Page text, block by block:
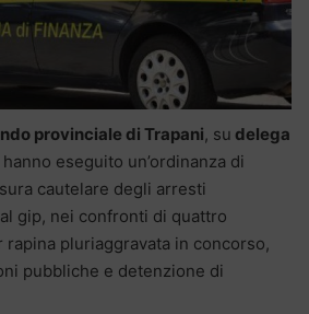
provinciale di Trapani, su delega
hanno eseguito un’ordinanza di
cautelare degli arresti
gip, nei confronti di quattro
pluriaggravata in concorso,
pubbliche e detenzione di